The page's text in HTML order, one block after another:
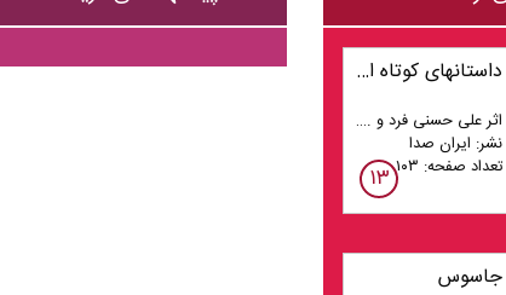
داستانهای کوتاه ایرانی
اثر علی حسنی فرد و ...راوی بهروز رضوی
نشر: ایران صدا
تعداد صفحه: ۱۰۳
۱۳
جاسوس